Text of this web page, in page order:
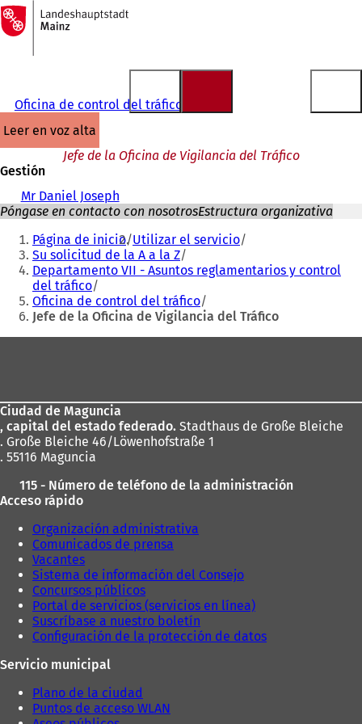
Saltar al contenido
A
la
página
Oficina de control del tráfico
leer en voz alta
Jefe de la Oficina de Vigilancia del Tráfico
Gestión
Mr Daniel Joseph
Póngase en contacto con nosotrosEstructura organizativa
Estás
aquí:
Página de inicio Utilizar el servicio
Su solicitud de la A a la Z
Departamento VII - Asuntos reglamentarios y control
del tráfico
Oficina de control del tráfico
Jefe de la Oficina de Vigilancia del Tráfico
pies
Ciudad de Maguncia
, capital del estado federado. Stadthaus de Große Bleiche
. Große Bleiche 46/Löwenhofstraße 1
. 55116 Maguncia
115 - Número de teléfono de la administración
Acceso rápido
Organización administrativa
Comunicados de prensa
Vacantes
Sistema de información del Consejo
Concursos públicos
Portal de servicios (servicios en línea)
Suscríbase a nuestro boletín
Configuración de la protección de datos
Servicio municipal
Plano de la ciudad
Puntos de acceso WLAN